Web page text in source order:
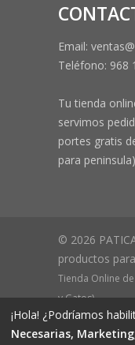
Email:
Teléfono: 968
Tu tienda
servimos
portes gratis
para
© 2026
productos
Tienda Online
y Gatos)
CIF B73648305
30570, Beniaján
¡Hola! ¿Podríamos
Necesarias,